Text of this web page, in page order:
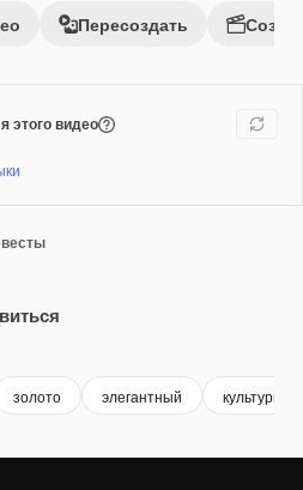
Пересоздать
этого видео
золото элегантный культурный